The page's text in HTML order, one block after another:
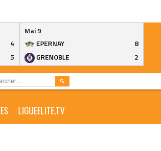
4
5
Mai 9
EPERNAY
8
GRENOBLE
2
LIGUEELITE.TV
RECHERCHER :